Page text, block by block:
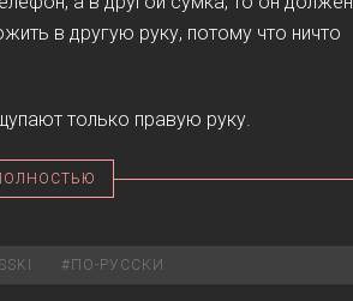
в другую руку, потому что ничто
только правую руку.
#ПО-РУССКИ